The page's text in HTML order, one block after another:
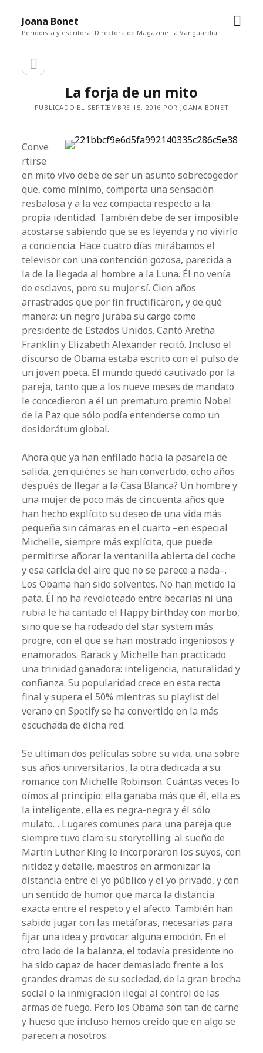
Joana Bonet
Periodista y escritora. Directora de Magazine La Vanguardia
abrir
Barraabrir
barra
La forja de un mito
PUBLICADO EL SEPTIEMBRE 15, 2016 POR JOANA BONET
Conve
rtirse
en mito vivo debe de ser un asunto sobrecogedor
que, como mínimo, comporta una sensación
resbalosa y a la vez compacta respecto a la
propia identidad. También debe de ser imposible
acostarse sabiendo que se es leyenda y no vivirlo
a conciencia. Hace cuatro días mirábamos el
televisor con una contención gozosa, parecida a
la de la llegada al hombre a la Luna. Él no venía
de esclavos, pero su mujer sí. Cien años
arrastrados que por fin fructificaron, y de qué
manera: un negro juraba su cargo como
presidente de Estados Unidos. Cantó Aretha
Franklin y Elizabeth Alexander recitó. Incluso el
discurso de Obama estaba escrito con el pulso de
un joven poeta. El mundo quedó cautivado por la
pareja, tanto que a los nueve meses de mandato
le concedieron a él un prematuro premio Nobel
de la Paz que sólo podía entenderse como un
desiderátum global.
Ahora que ya han enfilado hacia la pasarela de
salida, ¿en quiénes se han convertido, ocho años
después de llegar a la Casa Blanca? Un hombre y
una mujer de poco más de cincuenta años que
han hecho explícito su deseo de una vida más
pequeña sin cámaras en el cuarto –en especial
Michelle, siempre más explícita, que puede
permitirse añorar la ventanilla abierta del coche
y esa caricia del aire que no se parece a nada–.
Los Obama han sido solventes. No han metido la
pata. Él no ha revoloteado entre becarias ni una
rubia le ha cantado el Happy birthday con morbo,
sino que se ha rodeado del star system más
progre, con el que se han mostrado ingeniosos y
enamorados. Barack y Michelle han practicado
una trinidad ganadora: inteligencia, naturalidad y
confianza. Su popularidad crece en esta recta
final y supera el 50% mientras su playlist del
verano en Spotify se ha convertido en la más
escuchada de dicha red.
Se ultiman dos películas sobre su vida, una sobre
sus años universitarios, la otra dedicada a su
romance con Michelle Robinson. Cuántas veces lo
oímos al principio: ella ganaba más que él, ella es
la inteligente, ella es negra-negra y él sólo
mulato… Lugares comunes para una pareja que
siempre tuvo claro su storytelling: al sueño de
Martin Luther King le incorporaron los suyos, con
nitidez y detalle, maestros en armonizar la
distancia entre el yo público y el yo privado, y con
un sentido de humor que marca la distancia
exacta entre el respeto y el afecto. También han
sabido jugar con las metáforas, necesarias para
fijar una idea y provocar alguna emoción. En el
otro lado de la balanza, el todavía presidente no
ha sido capaz de hacer demasiado frente a los
grandes dramas de su sociedad, de la gran brecha
social o la inmigración ilegal al control de las
armas de fuego. Pero los Obama son tan de carne
y hueso que incluso hemos creído que en algo se
parecen a nosotros.